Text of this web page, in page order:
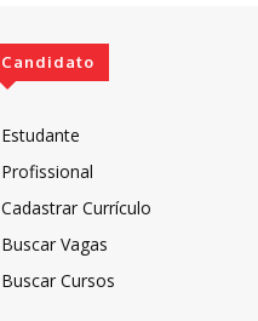
Candidato
Estudante
Profissional
Cadastrar Currículo
Buscar Vagas
Buscar Cursos